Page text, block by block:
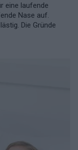
eine laufende
Nase auf.
Die Gründe